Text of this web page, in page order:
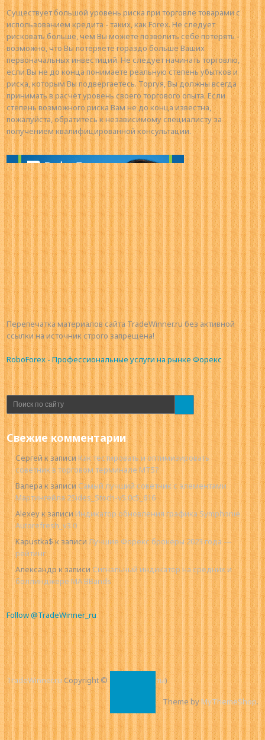
Существует большой уровень риска при торговле товарами с
использованием кредита - таких, как Forex. Не следует
рисковать больше, чем Вы можете позволить себе потерять -
возможно, что Вы потеряете гораздо больше Ваших
первоначальных инвестиций. Не следует начинать торговлю,
если Вы не до конца понимаете реальную степень убытков и
риска, которым Вы подвергаетесь. Торгуя, Вы должны всегда
принимать в расчёт уровень своего торгового опыта. Если
степень возможного риска Вам не до конца известна,
пожалуйста, обратитесь к независимому специалисту за
получением квалифицированной консультации.
Перепечатка материалов сайта TradeWinner.ru без активной
ссылки на источник строго запрещена!
RoboForex - Профессиональные услуги на рынке Форекс
Свежие комментарии
Сергейк записи Как тестировать и оптимизировать
советник в торговом терминале MT5?
Валерак записиСамый лучший советник с элементами
Мартингейла 2Sides_Stoch-v5.0c5_616
Alexeyк записиИндикатор обновления графика Symphonie
Autorefresh_v3.0
Kapustka$к записиЛучшие Форекс брокеры 2023 года —
рейтинг
Александрк записиСигнальный индикатор на средних и
боллинджере MA BBands
Follow @TradeWinner_ru
TradeWinner.ruCopyright © 2026. Контакты)
Theme byMyThemeShop.